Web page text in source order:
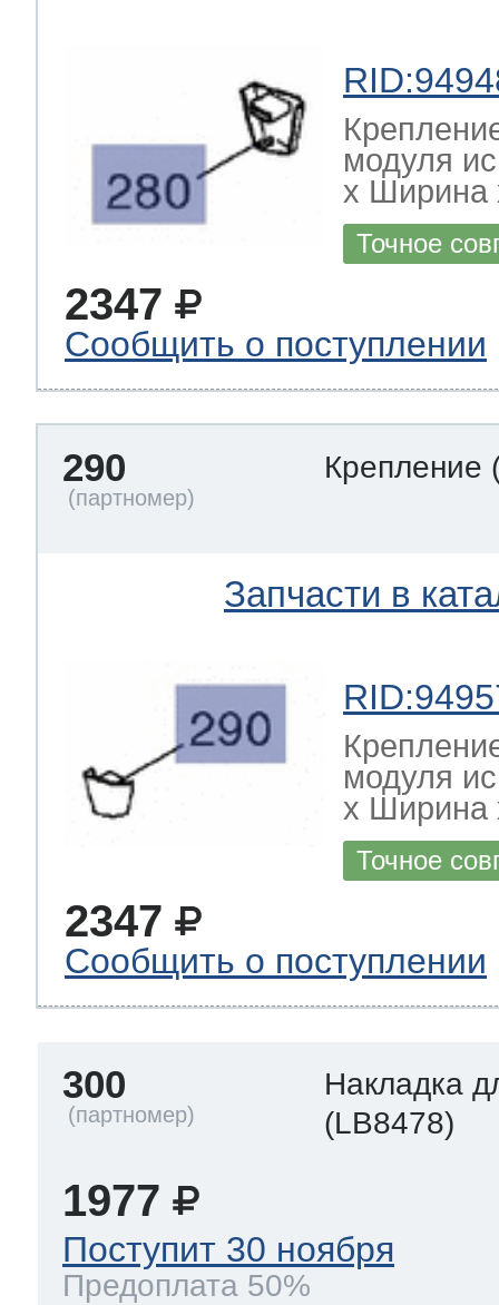
модуля
х Ширина
Точное
2347
Сообщить о поступлении
290 Крепление
Запчасти в
модуля
х Ширина
Точное
2347
Сообщить о поступлении
300
Накладка
(LB8478)
1977
Поступит 30 ноября
Предоплата 50%